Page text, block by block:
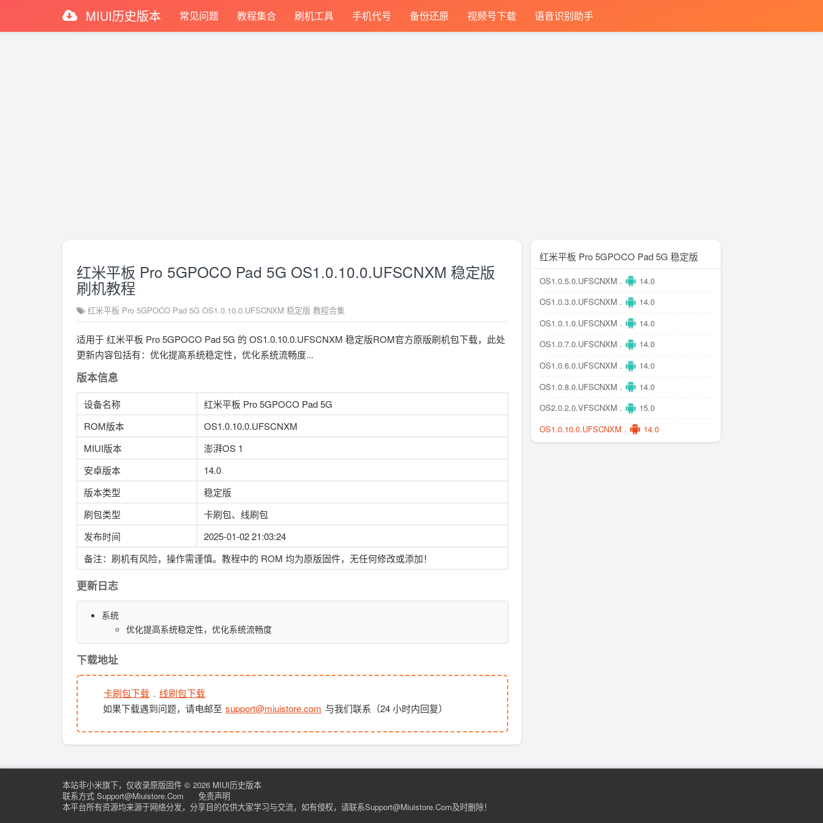
MIUI历史版本 常见问题 教程集合 刷机工具 手机代号 备份还原 视频号下载 语音识别助手
红米平板 Pro 5GPOCO Pad 5G OS1.0.10.0.UFSCNXM 稳定版
刷机教程
红米平板 Pro 5GPOCO Pad 5G OS1.0.10.0.UFSCNXM 稳定版 教程合集
适用于 红米平板 Pro 5GPOCO Pad 5G 的 OS1.0.10.0.UFSCNXM 稳定版ROM官方原版刷机包下载，此处
更新内容包括有：优化提高系统稳定性，优化系统流畅度...
版本信息
设备名称
红米平板 Pro 5GPOCO Pad 5G
ROM版本
OS1.0.10.0.UFSCNXM
MIUI版本
澎湃OS 1
安卓版本
14.0
版本类型
稳定版
刷包类型
卡刷包、线刷包
发布时间
2025-01-02 21:03:24
备注：刷机有风险，操作需谨慎。教程中的 ROM 均为原版固件，无任何修改或添加！
更新日志
系统
优化提高系统稳定性，优化系统流畅度
下载地址
卡刷包下载 . 线刷包下载
如果下载遇到问题，请电邮至 support@miuistore.com 与我们联系（24 小时内回复）
红米平板 Pro 5GPOCO Pad 5G 稳定版
OS1.0.5.0.UFSCNXM .
14.0
OS1.0.3.0.UFSCNXM .
14.0
OS1.0.1.0.UFSCNXM .
14.0
OS1.0.7.0.UFSCNXM .
14.0
OS1.0.6.0.UFSCNXM .
14.0
OS1.0.8.0.UFSCNXM .
14.0
OS2.0.2.0.VFSCNXM .
15.0
OS1.0.10.0.UFSCNXM .
14.0
本站非小米旗下，仅收录原版固件 © 2026 MIUI历史版本
联系方式 Support@miuistore.com
免责声明
本平台所有资源均来源于网络分发，分享目的仅供大家学习与交流，如有侵权，请联系support@miuistore.com及时删除！